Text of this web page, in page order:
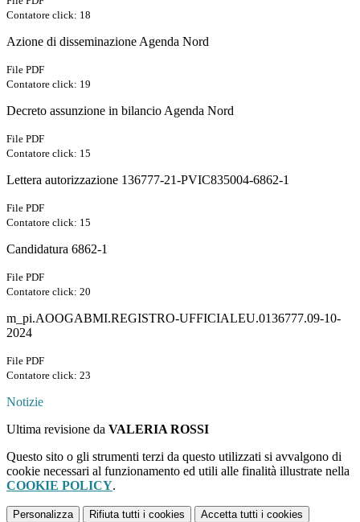
Contatore click: 18
Azione di disseminazione Agenda Nord
File PDF
Contatore click: 19
Decreto assunzione in bilancio Agenda Nord
File PDF
Contatore click: 15
Lettera autorizzazione 136777-21-PVIC835004-6862-1
File PDF
Contatore click: 15
Candidatura 6862-1
File PDF
Contatore click: 20
m_pi.AOOGABMI.REGISTRO-UFFICIALEU.0136777.09-10-
2024
File PDF
Contatore click: 23
Notizie
Ultima revisione da VALERIA ROSSI
Questo sito o gli strumenti terzi da questo utilizzati si avvalgono di
cookie necessari al funzionamento ed utili alle finalità illustrate nella
COOKIE POLICY.
Personalizza Rifiuta tutti i cookies Accetta tutti i cookies